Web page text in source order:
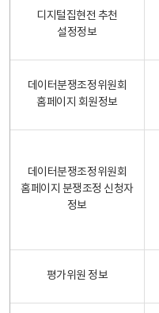
디지털집현전 추천
설정정보
데이터분쟁조정위원회
홈페이지 회원정보
데이터분쟁조정위원회
홈페이지 분쟁조정 신청자
정보
평가위원 정보